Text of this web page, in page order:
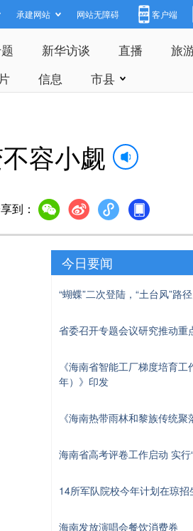
承建网站 网站无障碍 客户端
新华访谈 直播 旅
信息 市县
容小觑
到：
今日要闻
“蝴蝶”二次登陆，“土台风”路
省委召开专题会议研究推动重
《海南省智能工厂梯度培育
年）》印发
《海南热带雨林和黎族传统
海南省高考评卷工作启动 实行
14所军队院校今年计划在琼招
海南发放演唱会餐饮消费券